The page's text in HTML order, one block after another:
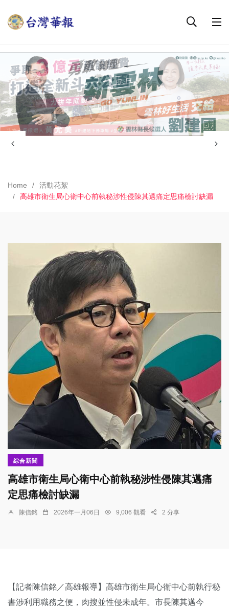
Home
活動花絮
高雄市衛生局心衛中心前執秘涉性侵陳其邁痛定思痛檢討缺漏
綜合新聞
高雄市衛生局心衛中心前執秘涉性侵陳其邁痛
定思痛檢討缺漏
陳信銘 2026年一月06日 9,006 觀看 2 分享
【記者陳信銘／高雄報導】高雄市衛生局心衛中心前執行秘
書涉利用職務之便，肉搜並性侵未成年。市長陳其邁今